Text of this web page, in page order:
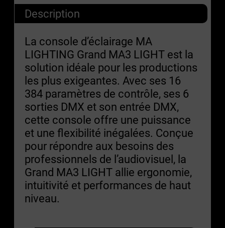
Description
La console d’éclairage MA
LIGHTING Grand MA3 LIGHT est la
solution idéale pour les productions
les plus exigeantes. Avec ses 16
384 paramètres de contrôle, ses 6
sorties DMX et son entrée DMX,
cette console offre une puissance
et une flexibilité inégalées. Conçue
pour répondre aux besoins des
professionnels de l’audiovisuel, la
Grand MA3 LIGHT allie ergonomie,
intuitivité et performances de haut
niveau.